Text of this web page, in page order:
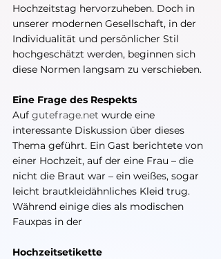
Hochzeitstag hervorzuheben. Doch in
unserer modernen Gesellschaft, in der
Individualität und persönlicher Stil
hochgeschätzt werden, beginnen sich
diese Normen langsam zu verschieben.
Eine Frage des Respekts
Auf gutefrage.net wurde eine
interessante Diskussion über dieses
Thema geführt. Ein Gast berichtete von
einer Hochzeit, auf der eine Frau – die
nicht die Braut war – ein weißes, sogar
leicht brautkleidähnliches Kleid trug.
Während einige dies als modischen
Fauxpas in der
Hochzeitsetikette